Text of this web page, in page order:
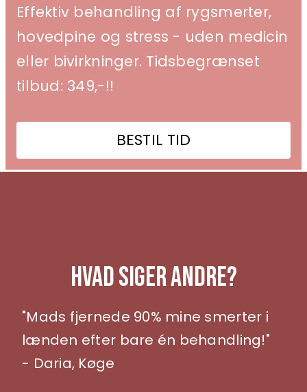
Effektiv behandling af rygsmerter,
hovedpine og stress - uden medicin
eller bivirkninger. Tidsbegrænset
tilbud: 349,-!!
BESTIL TID
Hvad Siger Andre?
"Mads fjernede 90% mine smerter i
lænden efter bare én behandling!"
- Daria, Køge